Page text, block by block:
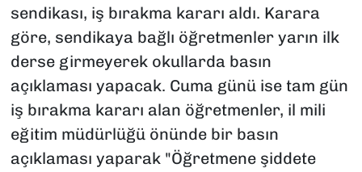
sendikası, iş bırakma kararı aldı. Karara
göre, sendikaya bağlı öğretmenler yarın ilk
derse girmeyerek okullarda basın
açıklaması yapacak. Cuma günü ise tam gün
iş bırakma kararı alan öğretmenler, il mili
eğitim müdürlüğü önünde bir basın
açıklaması yaparak "Öğretmene şiddete